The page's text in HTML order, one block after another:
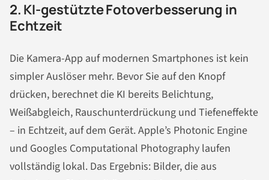
2. KI-gestützte Fotoverbesserung in
Echtzeit
Die Kamera-App auf modernen Smartphones ist kein
simpler Auslöser mehr. Bevor Sie auf den Knopf
drücken, berechnet die KI bereits Belichtung,
Weißabgleich, Rauschunterdrückung und Tiefeneffekte
– in Echtzeit, auf dem Gerät. Apple’s Photonic Engine
und Googles Computational Photography laufen
vollständig lokal. Das Ergebnis: Bilder, die aus